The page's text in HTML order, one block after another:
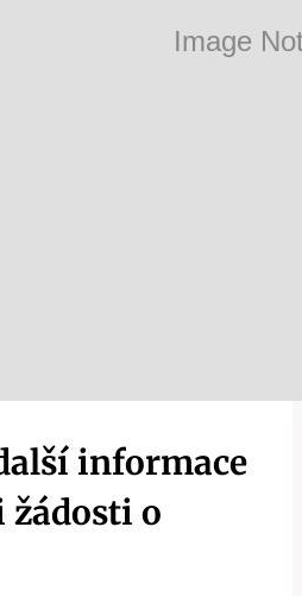
informace
žádosti o